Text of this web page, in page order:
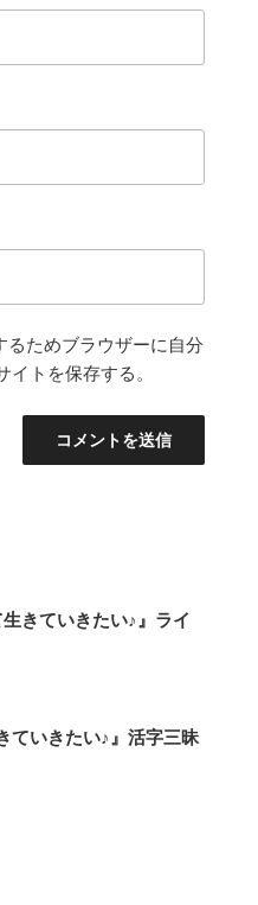
るためブラウザーに自分
トを保存する。
きていきたい♪』ライ
ていきたい♪』活字三昧